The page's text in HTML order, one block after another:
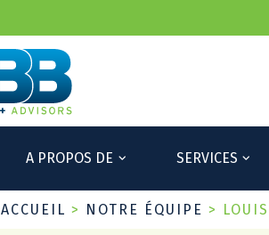
A PROPOS DE SERVICES
ACCUEIL > NOTRE ÉQUIPE >